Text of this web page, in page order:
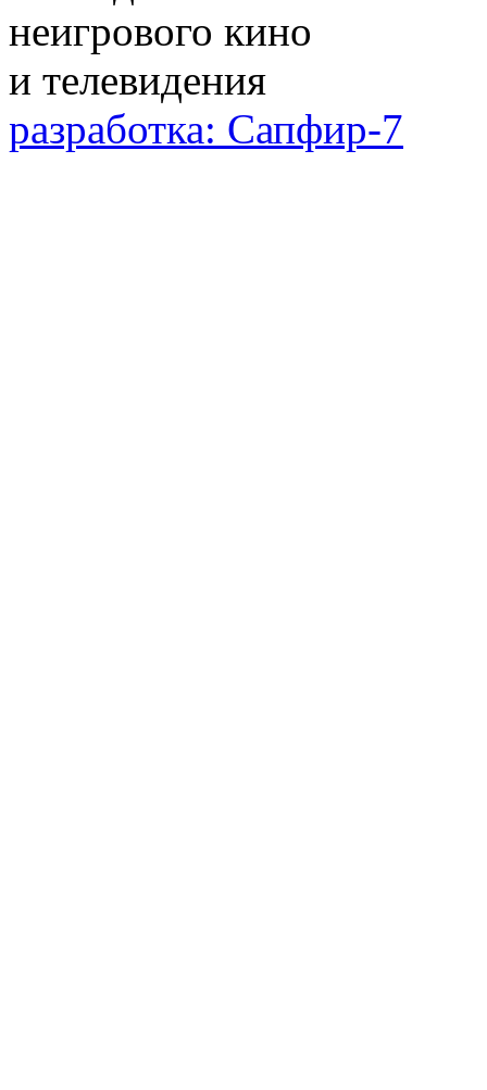
разработка: Сапфир-7